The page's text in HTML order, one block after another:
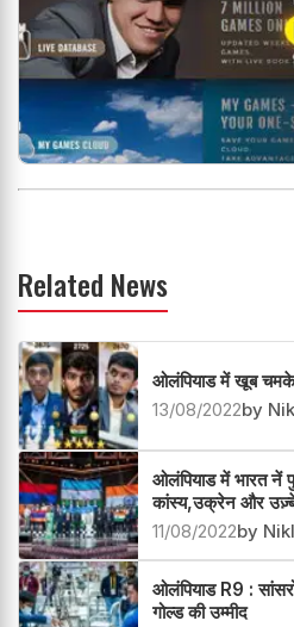
Related News
ओलंपियाड में खूब
13/08/2022by
ओलंपियाड में भारत नें
कांस्य,उक्रेन और
11/08/2022by
ओलंपियाड R9 :
गोल्ड की उम्मीद